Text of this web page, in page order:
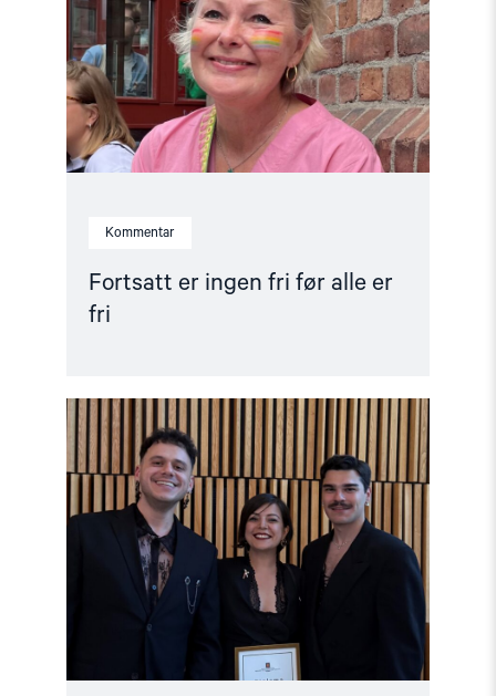
Kommentar
Fortsatt er ingen fri før alle er
fri
før
alle
er
fri"
Read
article
"Ünikuir
tildelt
Kim
Friele-
prisen:
En
pris
rett
til
en
svært